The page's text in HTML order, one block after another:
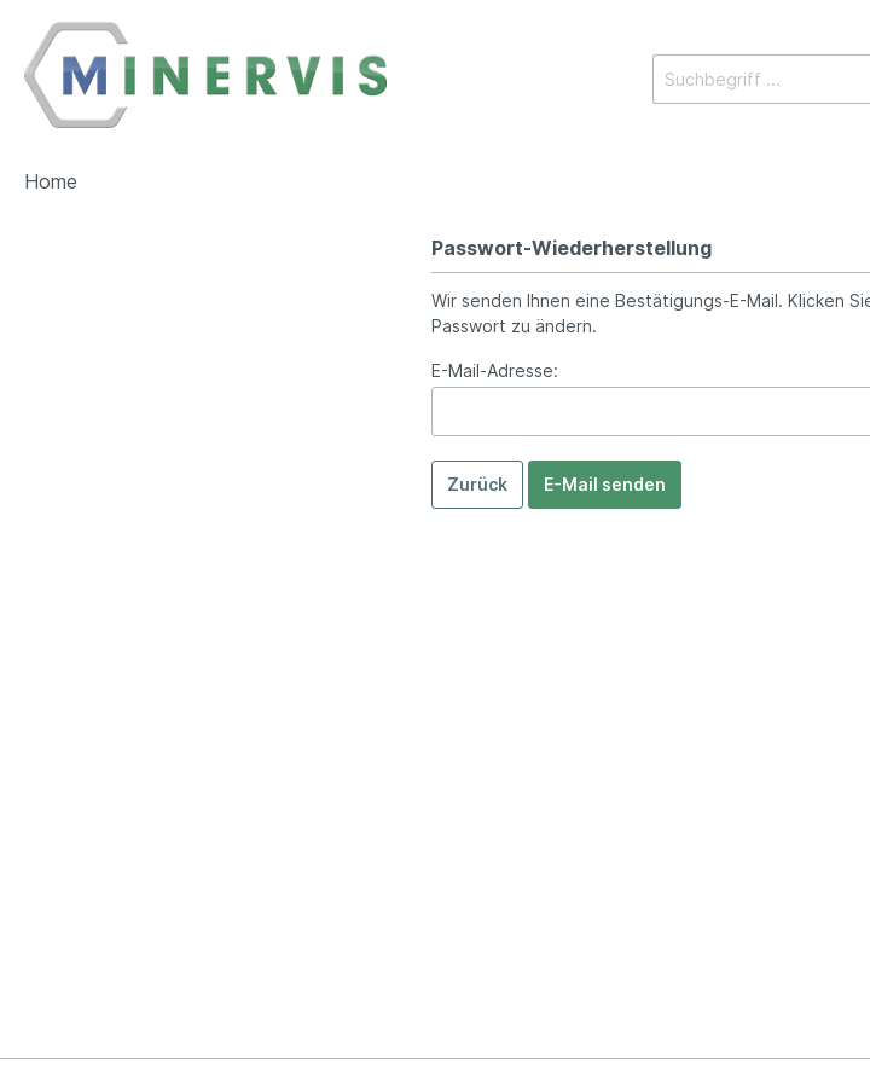
Home
Passwort-Wiederherstellung
Wir senden Ihnen eine Bestätigungs-E-Mail. Klicken
Passwort zu ändern.
E-Mail-Adresse:
Zurück E-Mail senden